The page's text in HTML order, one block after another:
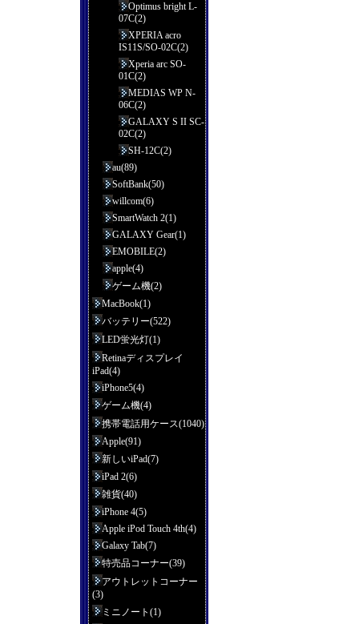
Optimus bright L-
07C(2)
XPERIA acro
IS11S/SO-02C(2)
Xperia arc SO-
01C(2)
MEDIAS WP N-
06C(2)
GALAXY S II SC-
02C(2)
SH-12C(2)
au(89)
SoftBank(50)
willcom(6)
SmartWatch 2(1)
GALAXY Gear(1)
EMOBILE(2)
apple(4)
ゲーム機(2)
MacBook(1)
バッテリー(522)
LED蛍光灯(1)
Retinaディスプレイ
iPad(4)
iPhone5(4)
ゲーム機(4)
携帯電話用ケース(1040)
Apple(91)
新しいiPad(7)
iPad 2(6)
雑貨(40)
iPhone 4(5)
Apple iPod Touch 4th(4)
Galaxy Tab(7)
特売品コーナー(39)
アウトレットコーナー
(3)
ミニノート(1)